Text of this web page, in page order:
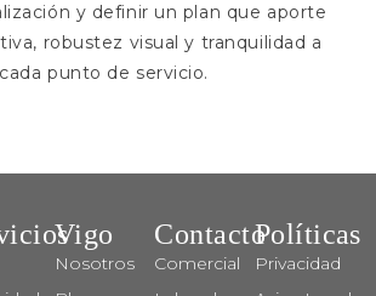
y definir un plan que aporte
robustez visual y tranquilidad a
punto de servicio.
Vigo
Nosotros
Contacto
Comercial
Políticas
Privacidad